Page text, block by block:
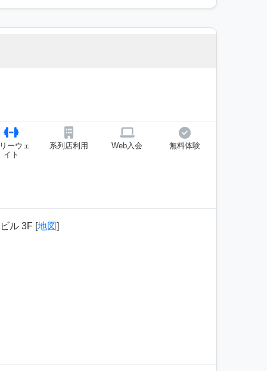
ーウェ
イト
系列店利用 Web入会 無料体験
ル 3F [地図]